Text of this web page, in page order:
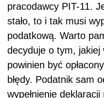
pracodawcy PIT-11.
stało, to i tak musi
podatkową. Warto
decyduje o tym, jakiej
powinien być
błędy. Podatnik sam
wypełnienie deklaracji